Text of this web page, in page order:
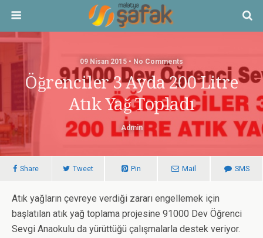
09 Nisan 2015 • No Comments
Öğrenciler 3 Ayda 200 Litre
Atık Yağ Topladı
Admin
Share Tweet Pin Mail SMS
Atık yağların çevreye verdiği zararı engellemek için
başlatılan atık yağ toplama projesine 91000 Dev Öğrenci
Sevgi Anaokulu da yürüttüğü çalışmalarla destek veriyor.